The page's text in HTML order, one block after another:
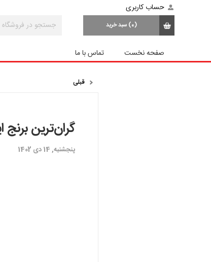
حساب کاربری
(0) سبد خرید
صفحه نخست تماس با ما
قبلی
گران‌ترین برنج
پنجشنبه, 14 دی 1402